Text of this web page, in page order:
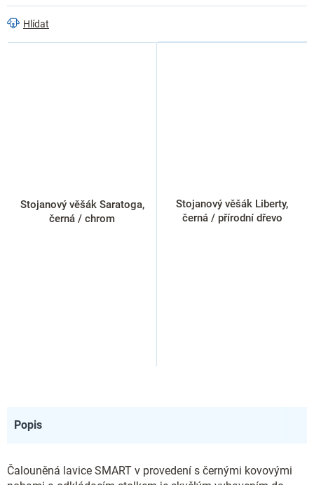
Hlídat
Stojanový věšák Saratoga,
černá / chrom
Stojanový věšák Liberty,
černá / přírodní dřevo
Popis
Čalouněná lavice SMART v provedení s černými kovovými